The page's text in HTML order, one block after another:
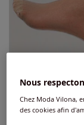
Nous
Chez Moda Vilona,
des cookies afin